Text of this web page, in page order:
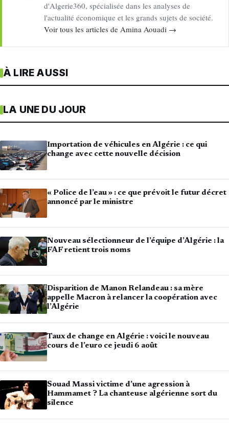
d'Algerie360, spécialisée dans les analyses de
l'actualité économique et les grands sujets de société.
Voir tous les articles de Amina Aouadi →
À LIRE AUSSI
LA UNE DU JOUR
Importation de véhicules en Algérie : ce qui
change avec cette nouvelle décision
« Police de l’eau » : ce que prévoit le futur décret
annoncé par le ministre
Nouveau sélectionneur de l’équipe d’Algérie : la
FAF retient trois noms
Disparition de Manon Relandeau : sa mère
appelle Macron à relancer la coopération avec
l’Algérie
Taux de change en Algérie : voici le nouveau
cours de l’euro ce jeudi 6 août
Souad Massi victime d’une agression à
Hammamet ? La chanteuse algérienne sort du
silence